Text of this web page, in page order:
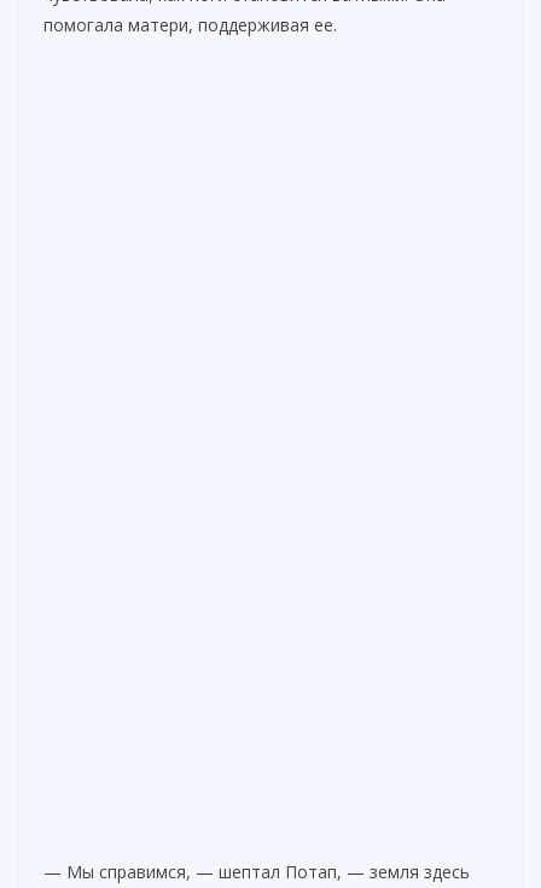
помогала матери, поддерживая ее.
— Мы справимся, — шептал Потап, — земля здесь